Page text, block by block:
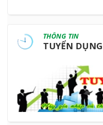
THÔNG TIN
TUYỂN DỤNG